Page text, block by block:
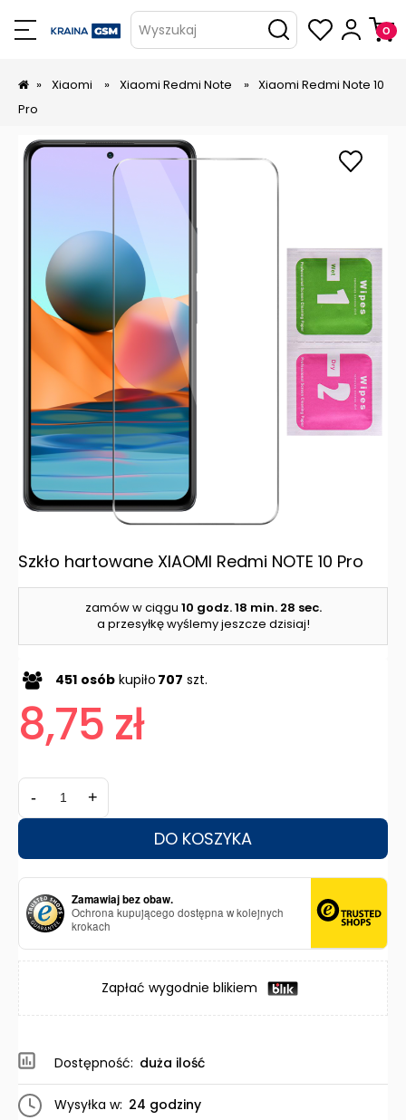
Wyszukaj
» Xiaomi » Xiaomi Redmi Note » Xiaomi Redmi Note 10
Pro
zamów w ciągu 10 godz.18 min. 27 sec.
a przesyłkę wyślemy jeszcze dzisiaj!
Szkło hartowane XIAOMI Redmi NOTE 10 Pro
451 osób kupiło 707 szt.
8,75 zł
- +
DO KOSZYKA
Zamawiaj bez obaw.
Ochrona kupującego dostępna w kolejnych
krokach
Zapłać wygodnie blikiem
Dostępność: duża ilość
Wysyłka w: 24 godziny